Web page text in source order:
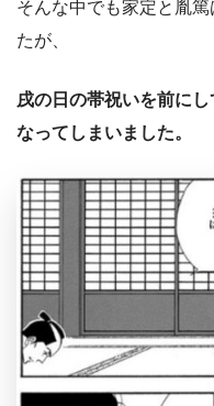
そんな中でも家定と胤
たが、
戌の日の帯祝いを前に
なってしまいました。